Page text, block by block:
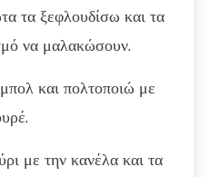
τα ξεφλουδίσω και τα
να μαλακώσουν.
και πολτοποιώ με
με την κανέλα και τα